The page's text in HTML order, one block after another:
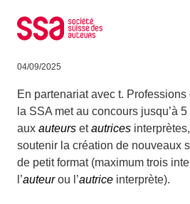
et auteurs interprètes
04/09/2025
En partenariat avec t.
la SSA met au concours jusqu’à
aux auteurs etautrices interprètes
soutenir la création de nouveaux
de petit format (maximum trois
l’auteurou l’autrice interprète).